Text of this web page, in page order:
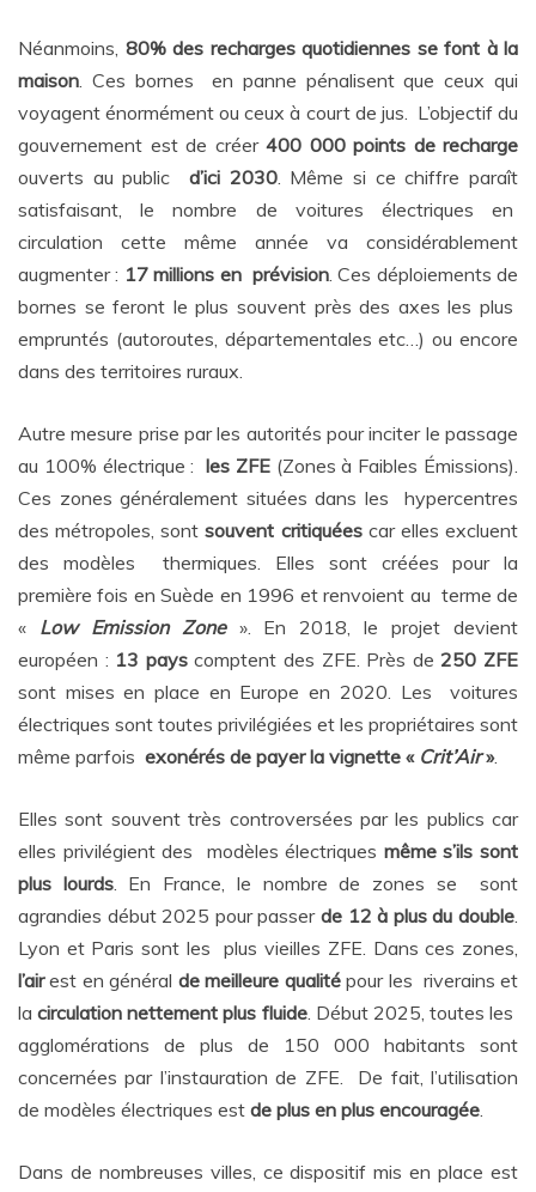
Néanmoins, 80% des recharges quotidiennes se font à la
maison. Ces bornes en panne pénalisent que ceux qui
voyagent énormément ou ceux à court de jus. L’objectif du
gouvernement est de créer 400 000 points de recharge
ouverts au public d’ici 2030. Même si ce chiffre paraît
satisfaisant, le nombre de voitures électriques en
circulation cette même année va considérablement
augmenter : 17 millions en prévision. Ces déploiements de
bornes se feront le plus souvent près des axes les plus
empruntés (autoroutes, départementales etc…) ou encore
dans des territoires ruraux.
Autre mesure prise par les autorités pour inciter le passage
au 100% électrique : les ZFE (Zones à Faibles Émissions).
Ces zones généralement situées dans les hypercentres
des métropoles, sontsouvent critiquées car elles excluent
des modèles thermiques. Elles sont créées pour la
première fois en Suède en 1996 et renvoient au terme de
« Low Emission Zone ». En 2018, le projet devient
européen : 13 payscomptent des ZFE. Près de 250 ZFE
sont mises en place en Europe en 2020. Les voitures
électriques sont toutes privilégiées et les propriétaires sont
même parfois exonérés de payer la vignette « Crit’Air».
Elles sont souvent très controversées par les publics car
elles privilégient des modèles électriques même s’ils sont
plus lourds. En France, le nombre de zones se sont
agrandies début 2025 pour passer de 12 à plus du double.
Lyon et Paris sont les plus vieilles ZFE. Dans ces zones,
l’airest en général de meilleure qualitépour les riverains et
lacirculation nettement plus fluide. Début 2025, toutes les
agglomérations de plus de 150 000 habitants sont
concernées par l’instauration de ZFE. De fait, l’utilisation
de modèles électriques est de plus en plus encouragée.
Dans de nombreuses villes, ce dispositif mis en place est